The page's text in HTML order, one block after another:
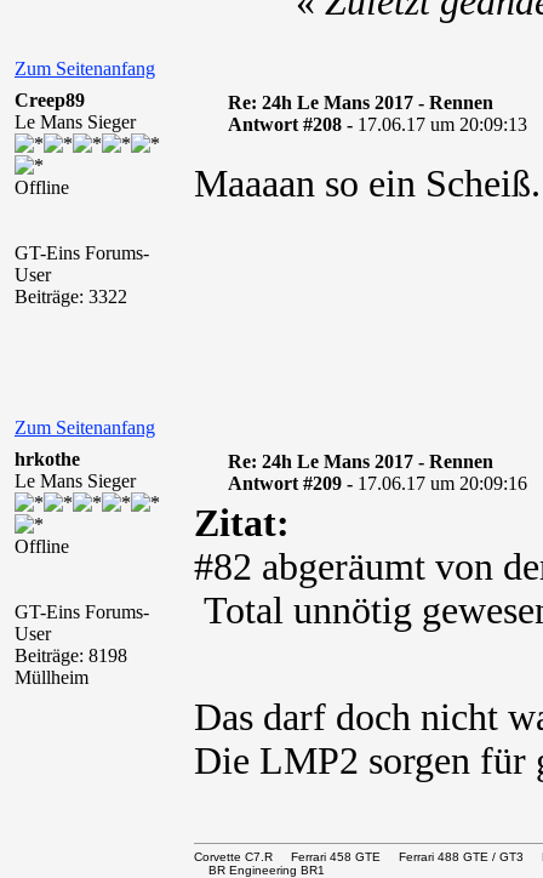
Zum Seitenanfang
Creep89
Le Mans Sieger
Offline
GT-Eins Forums-
User
Beiträge: 3322
Re: 24h Le Mans 2017 - Rennen
Antwort #208 - 17.06.17 um 20:09:13
Maaaan so ein
Zum Seitenanfang
hrkothe
Le Mans Sieger
Offline
GT-Eins Forums-
User
Beiträge: 8198
Müllheim
Re: 24h Le Mans 2017 - Rennen
Antwort #209 - 17.06.17 um 20:09:16
Zitat:
#82 abgeräumt von
Total unnötig
Das darf doch nicht
Die LMP2 sorgen für
Corvette C7.R Ferrari 458 GTE Ferrari 488 GTE /
BR Engineering BR1